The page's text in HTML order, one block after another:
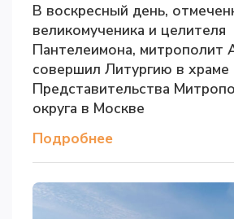
В воскресный день,
великомученика и целителя
Пантелеимона, митрополит
совершил Литургию в храме
Представительства
округа в Москве
Подробнее